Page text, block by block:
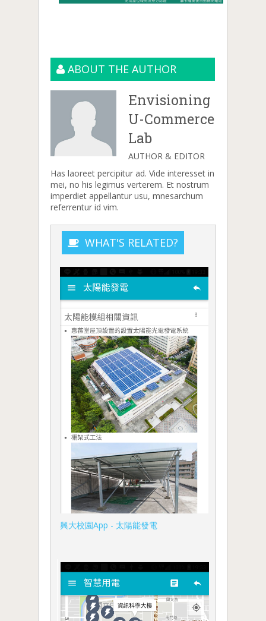
ABOUT THE AUTHOR
Envisioning
U-Commerce
Lab
AUTHOR & EDITOR
Has laoreet percipitur ad. Vide interesset in
mei, no his legimus verterem. Et nostrum
imperdiet appellantur usu, mnesarchum
referrentur id vim.
WHAT'S RELATED?
興大校園App - 太陽能發電